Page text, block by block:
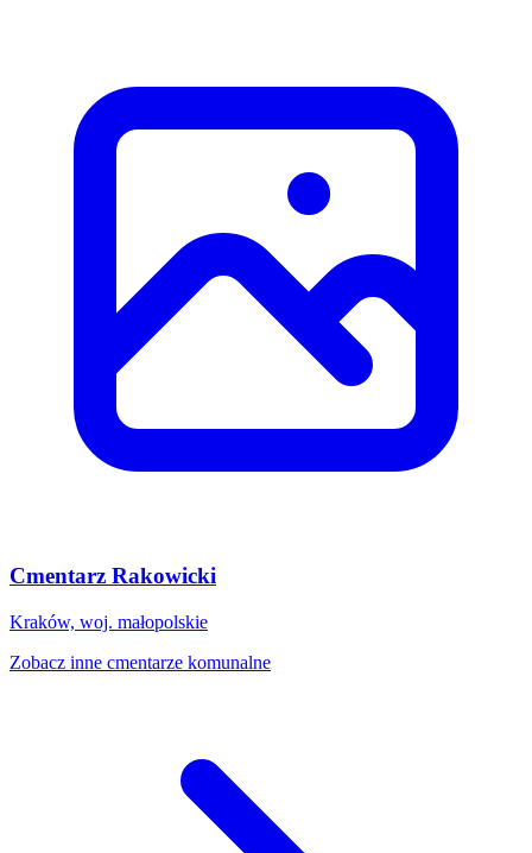
Cmentarz Rakowicki
Kraków, woj. małopolskie
Zobacz inne cmentarze komunalne